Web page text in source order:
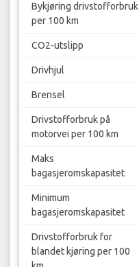
Bykjøring drivstofforbruk
per 100 km
CO2-utslipp
Drivhjul
Brensel
Drivstofforbruk på
motorvei per 100 km
Maks
bagasjeromskapasitet
Minimum
bagasjeromskapasitet
Drivstofforbruk for
blandet kjøring per 100